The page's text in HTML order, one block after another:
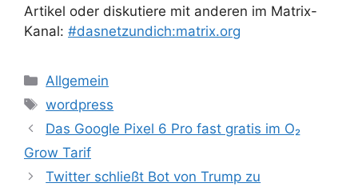
Artikel oder diskutiere mit anderen im Matrix-
Kanal: #dasnetzundich:matrix.org
Kategorien
Allgemein
Schlagwörter
wordpress
Das Google Pixel 6 Pro fast gratis im O₂
Grow Tarif
Twitter schließt Bot von Trump zu